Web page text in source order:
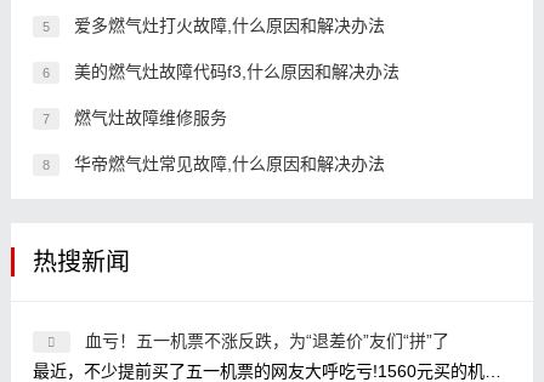
5 爱多燃气灶打火故障,什么原因和解决办法
6 美的燃气灶故障代码f3,什么原因和解决办法
7 燃气灶故障维修服务
8 华帝燃气灶常见故障,什么原因和解决办法
热搜新闻
血亏！五一机票不涨反跌，为“退差价”友们“拼”了
最近，不少提前买了五一机票的网友大呼吃亏!1560元买的机票现在卖580元，关键是我3个人，意味着白送了3K;买的时候1800元，现在800元?我还两